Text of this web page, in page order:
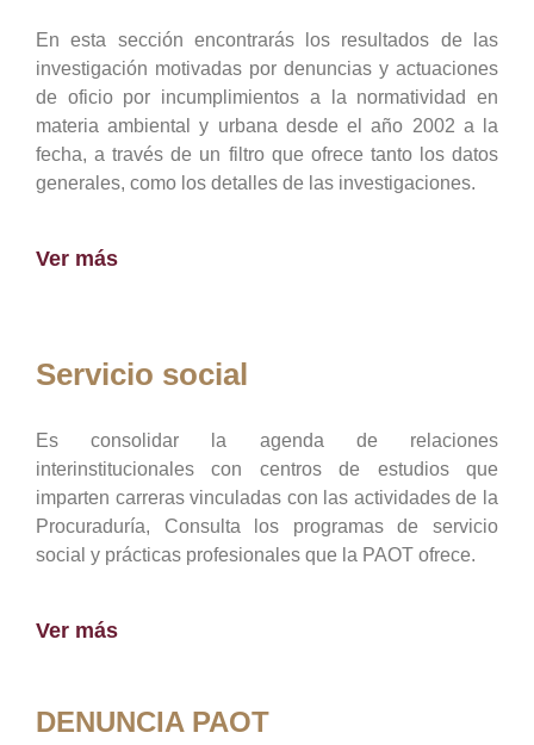
En esta sección encontrarás los resultados de las
investigación motivadas por denuncias y actuaciones
de oficio por incumplimientos a la normatividad en
materia ambiental y urbana desde el año 2002 a la
fecha, a través de un filtro que ofrece tanto los datos
generales, como los detalles de las investigaciones.
Ver más
Servicio social
Es consolidar la agenda de relaciones
interinstitucionales con centros de estudios que
imparten carreras vinculadas con las actividades de la
Procuraduría, Consulta los programas de servicio
social y prácticas profesionales que la PAOT ofrece.
Ver más
DENUNCIA PAOT